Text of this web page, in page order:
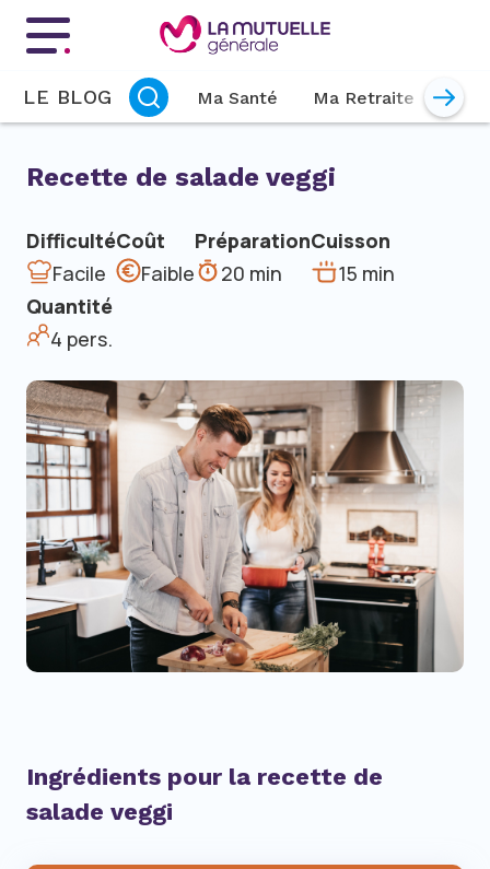
Menu principal
LE BLOG Ma Santé Ma Retraite
Recette de salade veggi
Difficulté
Facile
Coût
Faible
Préparation
20 min
Cuisson
15 min
Quantité
4 pers.
Ingrédients pour la recette de
salade veggi